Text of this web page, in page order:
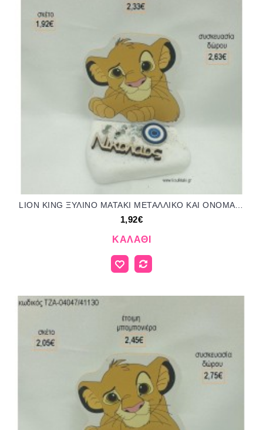
LION KING ΞΥΛΙΝΟ ΜΑΤΑΚΙ ΜΕΤΑΛΛΙΚΟ ΚΑΙ ΟΝΟΜΑ ΞΥΛΙΝΟ ΣΕ ΒΟΤΣΑΛΟ για μπομπονιέρες - δώρα πάρτυ - εορτών - γέννησης - γούρια - φτιάξτο μόνος σου ΤΖΑ-04079/41120 1.92€!!!
1,92€
ΚΑΛΆΘΙ